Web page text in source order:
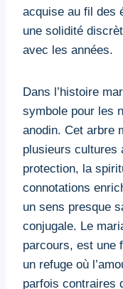
acquise au fil des
une solidité
avec les années.
Dans l’histoire
symbole pour les
anodin. Cet arbre
plusieurs cultures
protection, la
connotations
un sens presque
conjugale. Le
parcours, est une
un refuge où
parfois contraires